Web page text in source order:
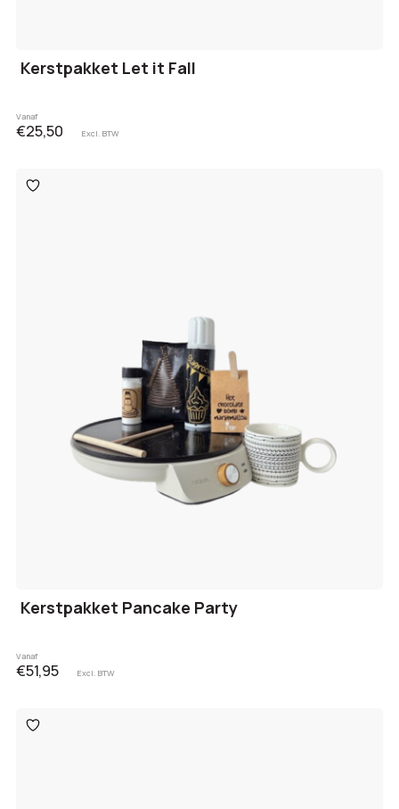
Kerstpakket Let it Fall
Vanaf
€25,50 Excl. BTW
Toevoegen
aan
Kerstpakket Pancake Party
Vanaf
€51,95 Excl. BTW
Toevoegen
aan